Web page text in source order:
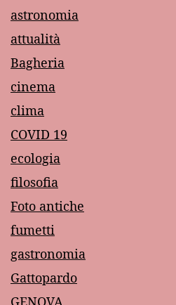
astronomia
attualità
Bagheria
cinema
clima
COVID 19
ecologia
filosofia
Foto antiche
fumetti
gastronomia
Gattopardo
GENOVA